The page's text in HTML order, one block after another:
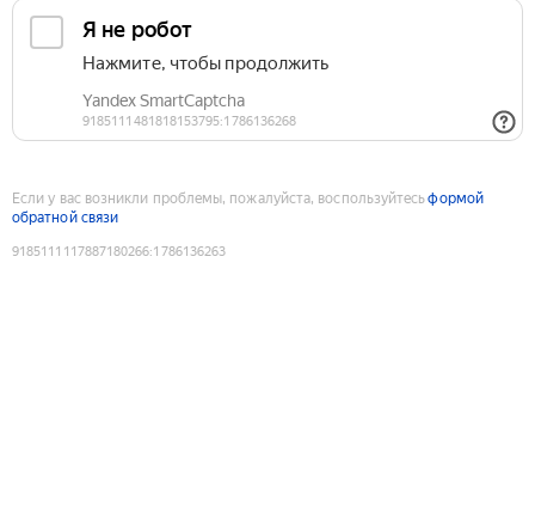
Если у вас возникли проблемы, пожалуйста, воспользуйтесьформой
обратной связи
9185111117887180266:1786136263